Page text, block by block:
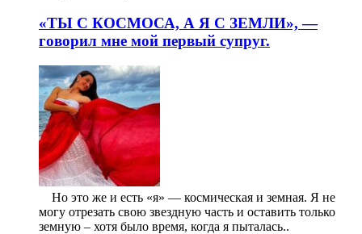
«ТЫ С КОСМОСА, А Я С ЗЕМЛИ», —
говорил мне мой первый супруг.
⠀ Но это же и есть «я» — космическая и земная. Я не
могу отрезать свою звездную часть и оставить только
земную – хотя было время, когда я пыталась..